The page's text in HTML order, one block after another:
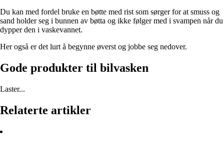
Du kan med fordel bruke en bøtte med rist som sørger for at smuss og
sand holder seg i bunnen av bøtta og ikke følger med i svampen når du
dypper den i vaskevannet.
Her også er det lurt å begynne øverst og jobbe seg nedover.
Gode produkter til bilvasken
Laster...
Relaterte artikler